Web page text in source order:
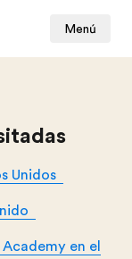
Menú
Unidos
en el